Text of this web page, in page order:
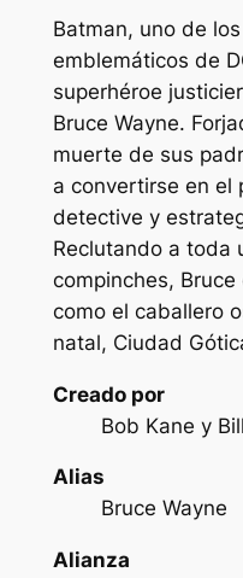
Batman, uno de
emblemáticos de
superhéroe
Bruce Wayne.
muerte de sus
a convertirse en el
detective y
Reclutando a toda
compinches,
como el caballero
natal, Ciudad
Creado por
Bob Kane y
Alias
Bruce Wayne
Alianza